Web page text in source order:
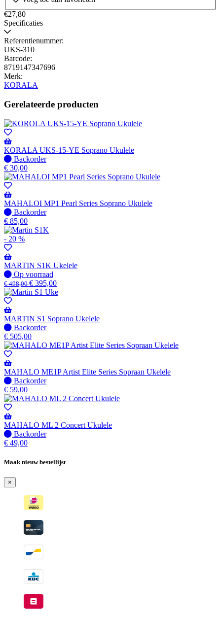
Wordt
verzonden
wanneer
€27,80
Specificaties
Referentienummer:
UKS-310
Barcode:
8719147347696
Merk:
KORALA
Gerelateerde producten
KORALA UKS-15-YE Soprano Ukulele
Niet
op
voorraad
-
Wordt
verzonden
wanneer
beschikbaar
Backorder
€ 30,00
MAHALOI MP1 Pearl Series Soprano Ukulele
Niet
op
voorraad
-
Wordt
verzonden
wanneer
beschikbaar
Backorder
€ 85,00
- 20 %
MARTIN S1K Ukelele
Op
voorraad
Op voorraad
€498,00€ 395,00
MARTIN S1 Soprano Ukelele
Niet
op
voorraad
-
Wordt
verzonden
wanneer
beschikbaar
Backorder
€ 505,00
MAHALO ME1P Artist Elite Series Sopraan Ukelele
Niet
op
voorraad
-
Wordt
verzonden
wanneer
beschikbaar
Backorder
€ 59,00
MAHALO ML 2 Concert Ukulele
Niet
op
-
verzonden
wanneer
beschikbaar
Backorder
€ 49,00
Maak nieuw bestellijst
×